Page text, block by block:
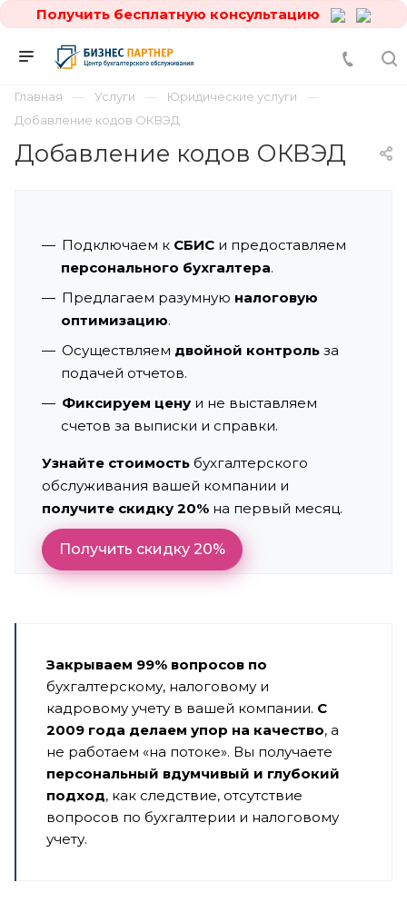
Получить бесплатную консультацию
Главная Услуги
Юридические услуги
Добавление кодов ОКВЭД
Добавление кодов ОКВЭД
Подключаем к СБИС и предоставляем
персонального бухгалтера.
Предлагаем разумную налоговую
оптимизацию.
Осуществляем двойной контроль за
подачей отчетов.
Фиксируем цену и не выставляем
счетов за выписки и справки.
Узнайте стоимость бухгалтерского
обслуживания вашей компании и
получите скидку 20% на первый месяц.
Получить скидку 20%
Закрываем 99% вопросов по
бухгалтерскому, налоговому и
кадровому учету в вашей компании. С
2009 года делаем упор на качество, а
не работаем «на потоке». Вы получаете
персональный вдумчивый и глубокий
подход, как следствие, отсутствие
вопросов по бухгалтерии и налоговому
учету.